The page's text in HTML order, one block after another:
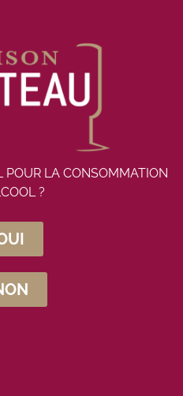
de la décennie.
POUR LA CONSOMMATION
?